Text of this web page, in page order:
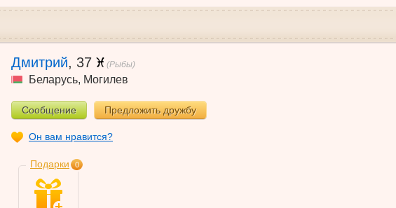
Дмитрий, 37 (Рыбы)
Беларусь, Могилев
Сообщение Предложить дружбу
Он вам нравится?
Подарки 0